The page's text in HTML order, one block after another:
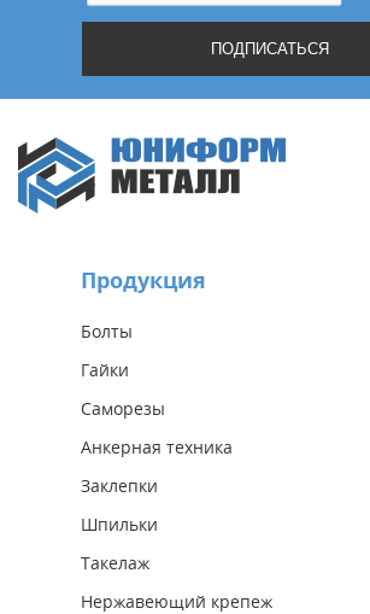
Продукция
Болты
Гайки
Саморезы
Анкерная техника
Заклепки
Шпильки
Такелаж
Нержавеющий крепеж